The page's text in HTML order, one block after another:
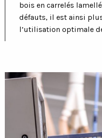
bois en carrelés
défauts, il est ainsi
l’utilisation optimale